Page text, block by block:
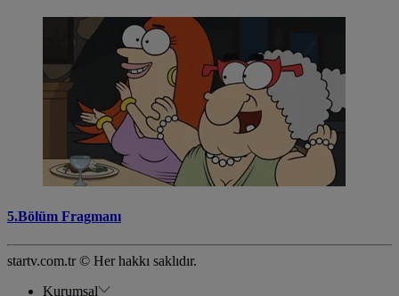
5.Bölüm Fragmanı
startv.com.tr © Her hakkı saklıdır.
Kurumsal